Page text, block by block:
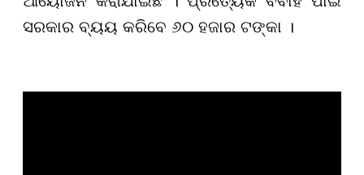
ସରକାର ବ୍ୟୟ କରିବେ ୬୦ ହଜାର ଟଙ୍କା ।